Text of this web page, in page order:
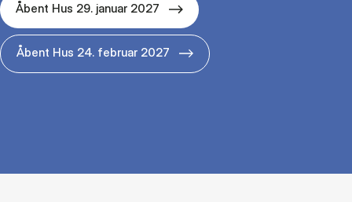
Åbent Hus 29. januar 2027
Åbent Hus 24. februar 2027